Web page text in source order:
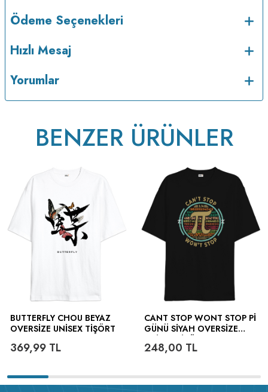
v223.22
Ödeme Seçenekleri
Hızlı Mesaj
Yorumlar
BENZER ÜRÜNLER
BUTTERFLY CHOU BEYAZ
OVERSIZE UNISEX TIŞÖRT
369,99 TL
CANT STOP WONT STOP PI
GÜNÜ SIYAH OVERSIZE
248,00 TL